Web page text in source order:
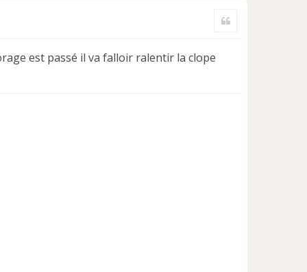
est passé il va falloir ralentir la clope